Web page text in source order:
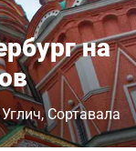
на
Углич Сортавала